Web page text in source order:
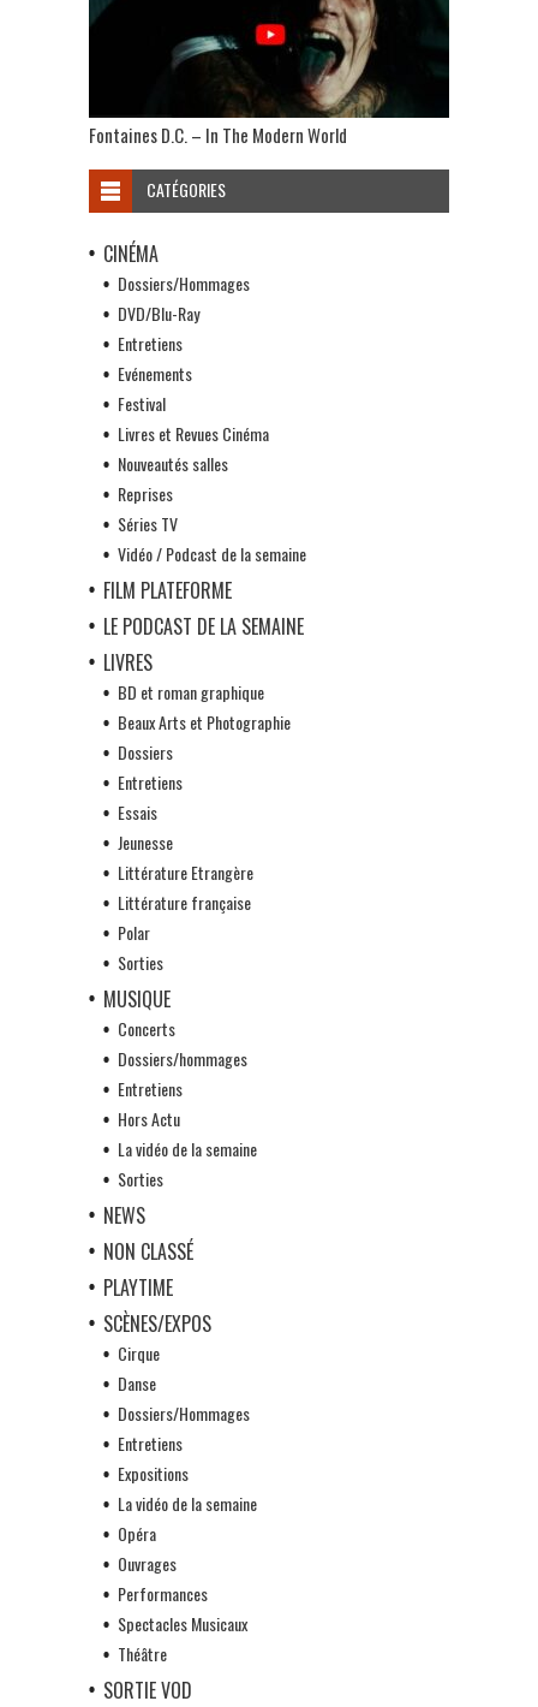
Fontaines D.C. – In The Modern World
CATÉGORIES
CINÉMA
Dossiers/Hommages
DVD/Blu-Ray
Entretiens
Evénements
Festival
Livres et Revues Cinéma
Nouveautés salles
Reprises
Séries TV
Vidéo / Podcast de la semaine
FILM PLATEFORME
LE PODCAST DE LA SEMAINE
LIVRES
BD et roman graphique
Beaux Arts et Photographie
Dossiers
Entretiens
Essais
Jeunesse
Littérature Etrangère
Littérature française
Polar
Sorties
MUSIQUE
Concerts
Dossiers/hommages
Entretiens
Hors Actu
La vidéo de la semaine
Sorties
NEWS
NON CLASSÉ
PLAYTIME
SCÈNES/EXPOS
Cirque
Danse
Dossiers/Hommages
Entretiens
Expositions
La vidéo de la semaine
Opéra
Ouvrages
Performances
Spectacles Musicaux
Théâtre
SORTIE VOD